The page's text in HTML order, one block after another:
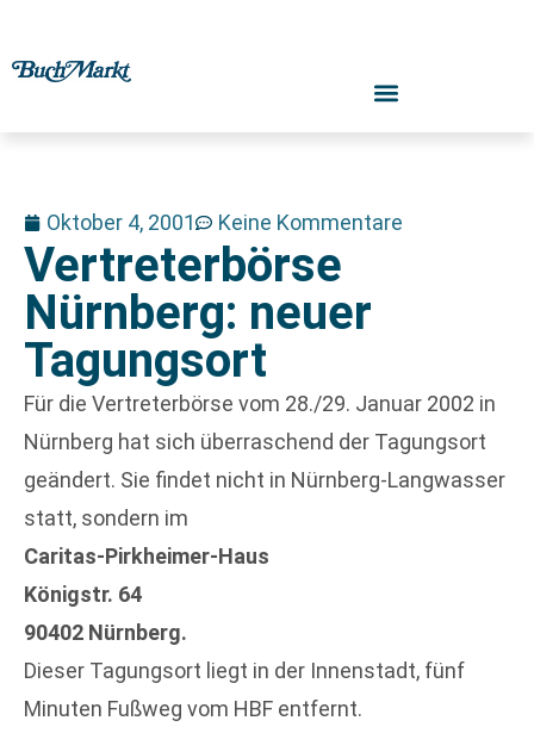
Oktober 4, 2001 Keine Kommentare
Vertreterbörse
Nürnberg: neuer
Tagungsort
Für die Vertreterbörse vom 28./29. Januar 2002 in
Nürnberg hat sich überraschend der Tagungsort
geändert. Sie findet nicht in Nürnberg-Langwasser
statt, sondern im
Caritas-Pirkheimer-Haus
Königstr. 64
90402 Nürnberg.
Dieser Tagungsort liegt in der Innenstadt, fünf
Minuten Fußweg vom HBF entfernt.